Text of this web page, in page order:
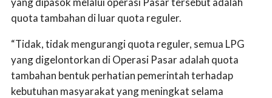
quota tambahan di luar quota reguler.
“Tidak, tidak mengurangi quota reguler, semua LPG
yang digelontorkan di Operasi Pasar adalah quota
tambahan bentuk perhatian pemerintah terhadap
kebutuhan masyarakat yang meningkat selama